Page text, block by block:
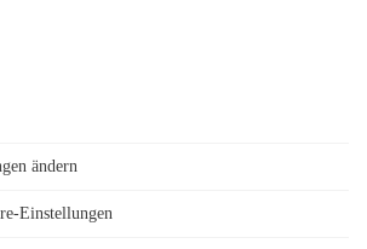
ändern
Einstellungen